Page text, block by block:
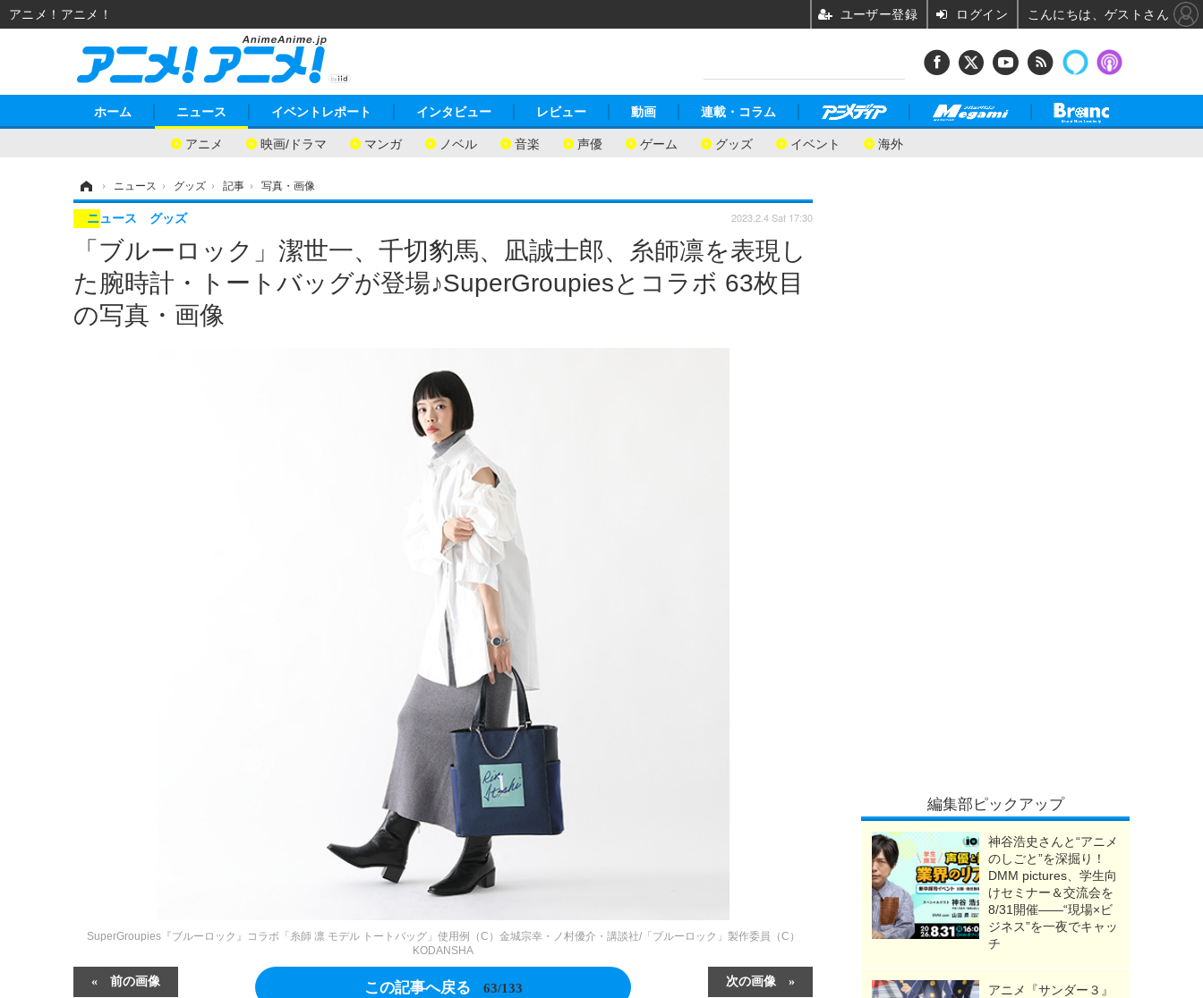
ホーム ニュース
アニメ 映画/ドラマ マンガ ノベル 音楽 声優 ゲーム グッズ イベント 海外
イベントレポート インタビュー レビュー 動画 連載・コラム
› ニュース › グッズ › 記事 › 写真・画像
「ブルーロック」潔世一、千切豹馬、凪誠士郎、糸師凛を表現し
た腕時計・トートバッグが登場♪SuperGroupiesとコラボ 63枚目
の写真・画像
ニュース グッズ 2023.2.4 Sat 17:30
SuperGroupies『ブルーロック』コラボ「⽷師 凛 モデル トートバッグ」使用例（C）金城宗幸・ノ村優介・講談社/「ブルーロック」製作委員（C）
KODANSHA
前の画像 次の画像
この記事へ戻る 63/133
編集部ピックアップ
神谷浩史さんと“アニメ
のしごと”を深掘り！
DMM pictures、学生向
けセミナー＆交流会を
8/31開催――“現場×ビ
ジネス”を一夜でキャッ
チ
アニメ『サンダー３』
アニメ！アニメ！ ユーザー登録 ログイン こんにちは、ゲストさん